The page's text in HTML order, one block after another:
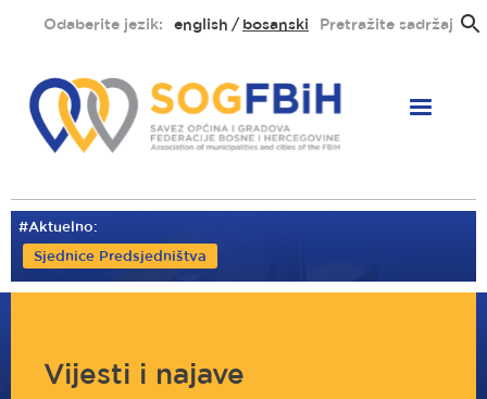
sadržaj
Odaberite jezik: english bosanski Pretražite sadržaj
#Aktuelno:
Sjednice Predsjedništva
Vijesti i najave